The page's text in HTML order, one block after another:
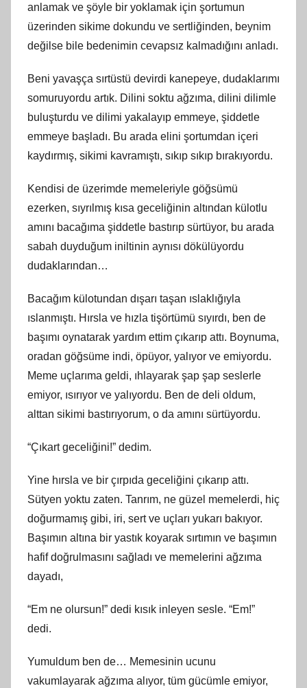
anlamak ve şöyle bir yoklamak için şortumun
üzerinden sikime dokundu ve sertliğinden, beynim
değilse bile bedenimin cevapsız kalmadığını anladı.
Beni yavaşça sırtüstü devirdi kanepeye, dudaklarımı
somuruyordu artık. Dilini soktu ağzıma, dilini dilimle
buluşturdu ve dilimi yakalayıp emmeye, şiddetle
emmeye başladı. Bu arada elini şortumdan içeri
kaydırmış, sikimi kavramıştı, sıkıp sıkıp bırakıyordu.
Kendisi de üzerimde memeleriyle göğsümü
ezerken, sıyrılmış kısa geceliğinin altından külotlu
amını bacağıma şiddetle bastırıp sürtüyor, bu arada
sabah duyduğum iniltinin aynısı dökülüyordu
dudaklarından…
Bacağım külotundan dışarı taşan ıslaklığıyla
ıslanmıştı. Hırsla ve hızla tişörtümü sıyırdı, ben de
başımı oynatarak yardım ettim çıkarıp attı. Boynuma,
oradan göğsüme indi, öpüyor, yalıyor ve emiyordu.
Meme uçlarıma geldi, ıhlayarak şap şap seslerle
emiyor, ısırıyor ve yalıyordu. Ben de deli oldum,
alttan sikimi bastırıyorum, o da amını sürtüyordu.
“Çıkart geceliğini!” dedim.
Yine hırsla ve bir çırpıda geceliğini çıkarıp attı.
Sütyen yoktu zaten. Tanrım, ne güzel memelerdi, hiç
doğurmamış gibi, iri, sert ve uçları yukarı bakıyor.
Başımın altına bir yastık koyarak sırtımın ve başımın
hafif doğrulmasını sağladı ve memelerini ağzıma
dayadı,
“Em ne olursun!” dedi kısık inleyen sesle. “Em!”
dedi.
Yumuldum ben de… Memesinin ucunu
vakumlayarak ağzıma alıyor, tüm gücümle emiyor,